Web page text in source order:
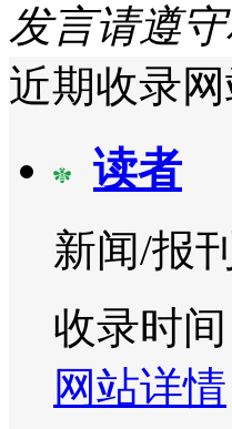
发言请遵
近期收录
读者
新闻/报
收录时
网站详情